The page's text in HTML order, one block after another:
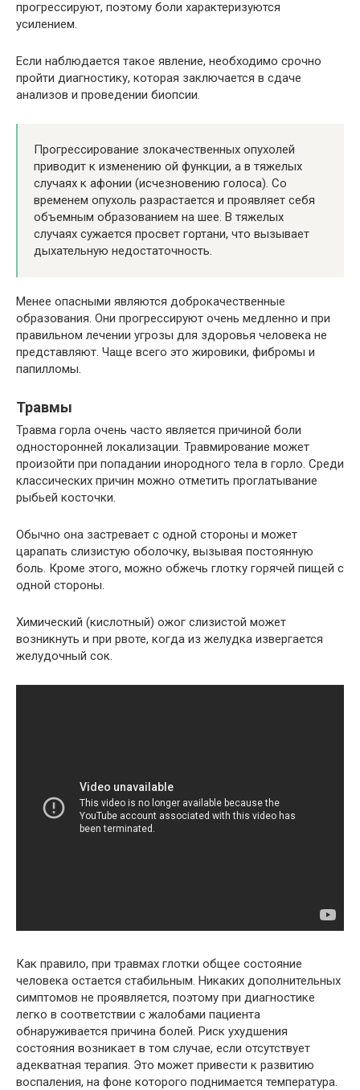
прогрессируют, поэтому боли характеризуются
усилением.
Если наблюдается такое явление, необходимо срочно
пройти диагностику, которая заключается в сдаче
анализов и проведении биопсии.
Прогрессирование злокачественных опухолей
приводит к изменению ой функции, а в тяжелых
случаях к афонии (исчезновению голоса). Со
временем опухоль разрастается и проявляет себя
объемным образованием на шее. В тяжелых
случаях сужается просвет гортани, что вызывает
дыхательную недостаточность.
Менее опасными являются доброкачественные
образования. Они прогрессируют очень медленно и при
правильном лечении угрозы для здоровья человека не
представляют. Чаще всего это жировики, фибромы и
папилломы.
Травмы
Травма горла очень часто является причиной боли
односторонней локализации. Травмирование может
произойти при попадании инородного тела в горло. Среди
классических причин можно отметить проглатывание
рыбьей косточки.
Обычно она застревает с одной стороны и может
царапать слизистую оболочку, вызывая постоянную
боль. Кроме этого, можно обжечь глотку горячей пищей с
одной стороны.
Химический (кислотный) ожог слизистой может
возникнуть и при рвоте, когда из желудка извергается
желудочный сок.
Как правило, при травмах глотки общее состояние
человека остается стабильным. Никаких дополнительных
симптомов не проявляется, поэтому при диагностике
легко в соответствии с жалобами пациента
обнаруживается причина болей. Риск ухудшения
состояния возникает в том случае, если отсутствует
адекватная терапия. Это может привести к развитию
воспаления, на фоне которого поднимается температура.